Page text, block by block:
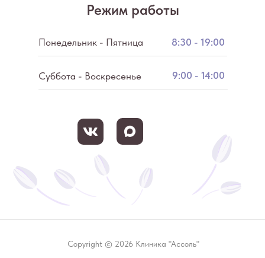
Режим работы
Суббота - Воскресенье 9:00 - 14:00
8:30 - 19:00
Понедельник - Пятница
Copyright © 2026 Клиника "Ассоль"